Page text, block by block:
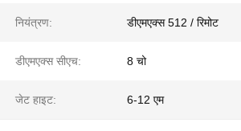
नियंत्रण: डीएमएक्स 512 / रिमोट
डीएमएक्स सीएच: 8 चो
जेट हाइट: 6-12 एम